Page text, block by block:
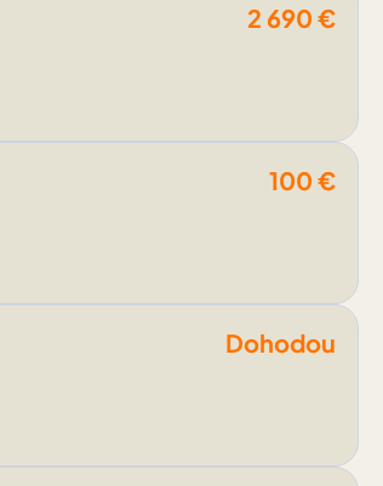
2 690 €
100 €
Dohodou